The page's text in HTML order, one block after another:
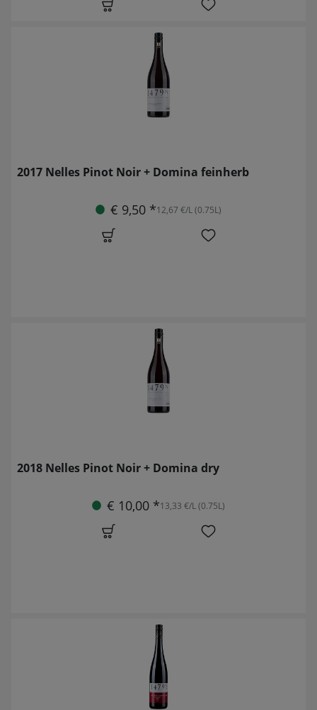
2017 Nelles Pinot Noir + Domina feinherb
€ 9,50 *12,67 €/L (0.75L)
2018 Nelles Pinot Noir + Domina dry
€ 10,00 *13,33 €/L (0.75L)